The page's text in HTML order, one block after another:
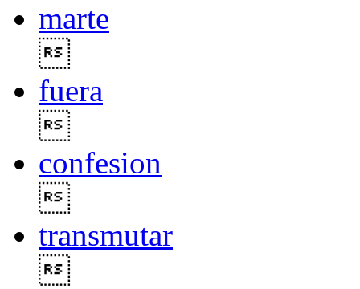
marte
fuera
confesion
transmutar